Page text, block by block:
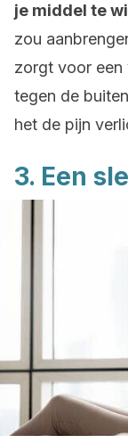
je middel te
zou
zorgt voor een
tegen de
het de pijn
3. Een